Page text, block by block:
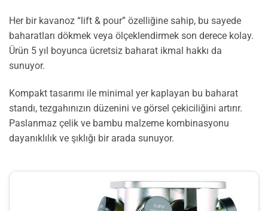
Her bir kavanoz “lift & pour” özelliğine sahip, bu sayede
baharatları dökmek veya ölçeklendirmek son derece kolay.
Ürün 5 yıl boyunca ücretsiz baharat ikmal hakkı da
sunuyor.
Kompakt tasarımı ile minimal yer kaplayan bu baharat
standı, tezgahınızın düzenini ve görsel çekiciliğini artırır.
Paslanmaz çelik ve bambu malzeme kombinasyonu
dayanıklılık ve şıklığı bir arada sunuyor.